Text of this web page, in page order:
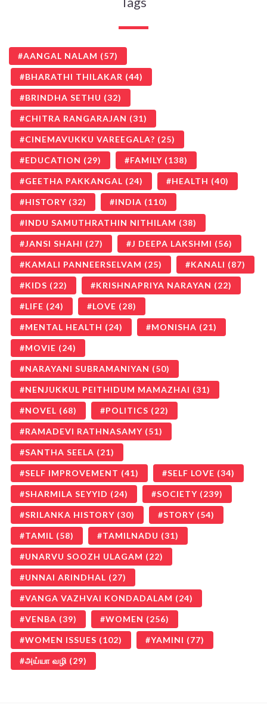
AANGAL NALAM (57)
BHARATHI THILAKAR (44)
BRINDHA SETHU (32)
CHITRA RANGARAJAN (31)
CINEMAVUKKU VAREEGALA? (25)
EDUCATION (29) FAMILY (138)
GEETHA PAKKANGAL (24) HEALTH (40)
HISTORY (32) INDIA (110)
INDU SAMUTHRATHIN NITHILAM (38)
JANSI SHAHI (27) J DEEPA LAKSHMI (56)
KAMALI PANNEERSELVAM (25) KANALI (87)
KIDS (22) KRISHNAPRIYA NARAYAN (22)
LIFE (24) LOVE (28)
MENTAL HEALTH (24) MONISHA (21)
MOVIE (24)
NARAYANI SUBRAMANIYAN (50)
NENJUKKUL PEITHIDUM MAMAZHAI (31)
NOVEL (68) POLITICS (22)
RAMADEVI RATHNASAMY (51)
SANTHA SEELA (21)
SELF IMPROVEMENT (41) SELF LOVE (34)
SHARMILA SEYYID (24) SOCIETY (239)
SRILANKA HISTORY (30) STORY (54)
TAMIL (58) TAMILNADU (31)
UNARVU SOOZH ULAGAM (22)
UNNAI ARINDHAL (27)
VANGA VAZHVAI KONDADALAM (24)
VENBA (39) WOMEN (256)
WOMEN ISSUES (102) YAMINI (77)
அய்யா வழி (29)